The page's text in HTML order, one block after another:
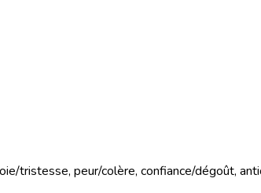
tristesse, peur/colère, confiance/dégoût,